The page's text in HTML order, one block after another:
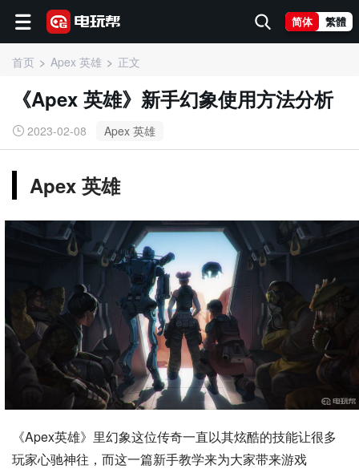
简体 繁體
首页 Apex 英雄 正文
《Apex 英雄》新手幻象使用方法分析
2023-02-08 Apex 英雄
Apex 英雄
《Apex英雄》里幻象这位传奇一直以其炫酷的技能让很多
玩家心驰神往，而这一篇新手教学来为大家带来游戏